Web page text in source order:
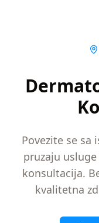
Povezite se
pruzaju
konsultacija.
kvalitetna